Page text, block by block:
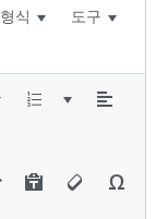
형식 도구